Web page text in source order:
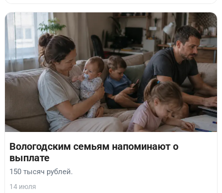
Вологодским семьям напоминают о
выплате
150 тысяч рублей.
14 июля